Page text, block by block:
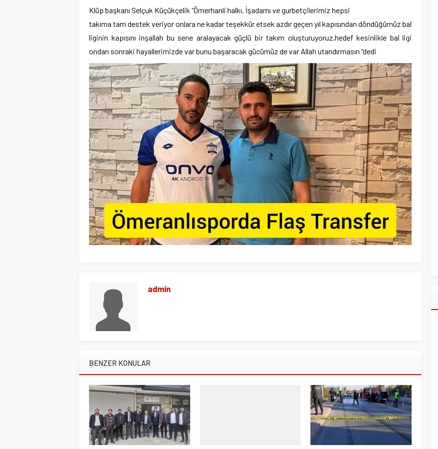
Klüp başkanı Selçuk Küçükçelik “Ömerhanli halkı, İşadamı ve gurbetçilerimiz hepsi
takıma tam destek veriyor onlara ne kadar teşekkür etsek azdır geçen yıl kapısından döndüğümüz bal
liginin kapısını inşallah bu sene aralayacak güçlü bir takım oluşturuyoruz,hedef kesinlikle bal ligi
ondan sonraki hayallerimizde var bunu başaracak gücümüz de var Allah utandırmasın “dedi
admin
BENZER KONULAR